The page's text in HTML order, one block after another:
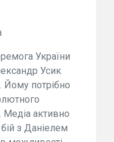
України
Усик
Йому потрібно
Медіа активно
з Даніелем